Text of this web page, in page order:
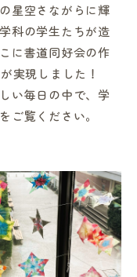
星空さながらに輝
科の学生たちが造
に書道同好会の作
実現しました！
い毎日の中で、学
ご覧ください。